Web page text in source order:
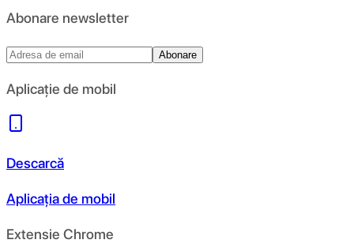
Abonare newsletter
Abonare
Aplicație de mobil
Descarcă
Aplicația de mobil
Extensie Chrome